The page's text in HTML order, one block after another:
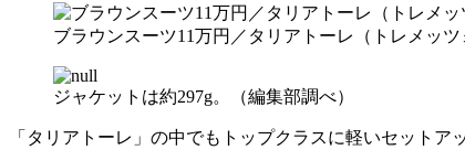
ブラウンスーツ11万円／タリアトーレ（トレメッツ
ジャケットは約297g。（編集部調べ）
「タリアトーレ」の中でもトップクラスに軽いセット